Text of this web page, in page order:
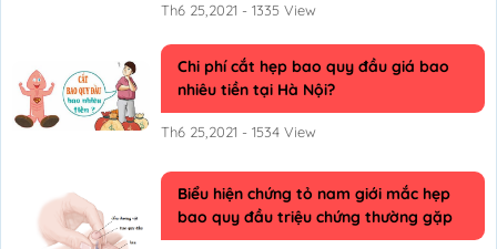
Th6 25,2021 - 1335 View
Chi phí cắt hẹp bao quy đầu giá bao
nhiêu tiền tại Hà Nội?
Th6 25,2021 - 1534 View
Biểu hiện chứng tỏ nam giới mắc hẹp
bao quy đầu triệu chứng thường gặp